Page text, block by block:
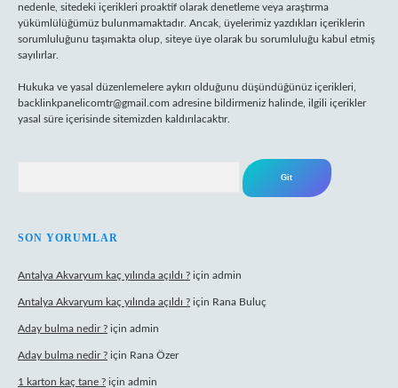
nedenle, sitedeki içerikleri proaktif olarak denetleme veya araştırma
yükümlülüğümüz bulunmamaktadır. Ancak, üyelerimiz yazdıkları içeriklerin
sorumluluğunu taşımakta olup, siteye üye olarak bu sorumluluğu kabul etmiş
sayılırlar.
Hukuka ve yasal düzenlemelere aykırı olduğunu düşündüğünüz içerikleri,
backlinkpanelicomtr@gmail.com adresine bildirmeniz halinde, ilgili içerikler
yasal süre içerisinde sitemizden kaldırılacaktır.
SON YORUMLAR
Antalya Akvaryum kaç yılında açıldı ? için admin
Antalya Akvaryum kaç yılında açıldı ? için Rana Buluç
Aday bulma nedir ? için admin
Aday bulma nedir ? için Rana Özer
1 karton kaç tane ? için admin